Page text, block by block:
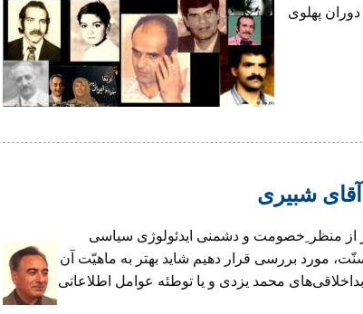
پهلوی
شبیری
از منظر ِخصومت و دشمنی ایدئولوژی سیاسی
مورد بررسی قرار دهیم شاید بهتر به ماهیّت آن
محمد یزدی و یا توطئه عوامل اطلاعاتی